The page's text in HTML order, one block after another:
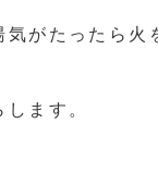
がたったら火
ます。